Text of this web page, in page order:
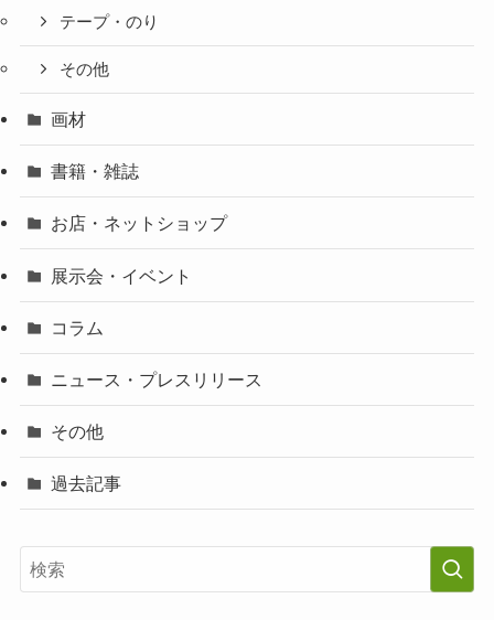
テープ・のり
その他
画材
書籍・雑誌
お店・ネットショップ
展示会・イベント
コラム
ニュース・プレスリリース
その他
過去記事